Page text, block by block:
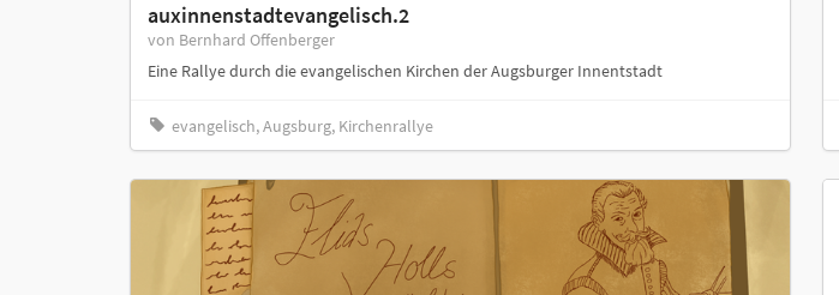
auxinnenstadtevangelisch.2
von Bernhard Offenberger
Eine Rallye durch die evangelischen Kirchen der Augsburger Innentstadt
evangelisch, Augsburg, Kirchenrallye